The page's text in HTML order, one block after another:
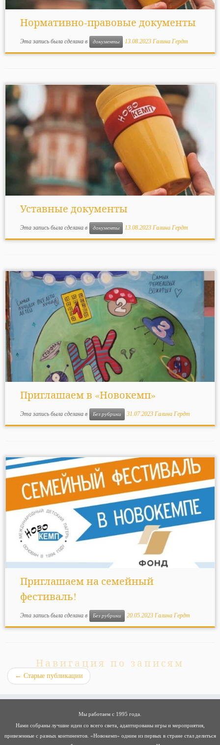
Нормативно-правовые документы
Эта запись была сделана в документы 13.08.2023 Галина Гердт
Уставные документы
Эта запись была сделана в документы 13.08.2023 Галина Гердт
Приглашаем в «Новокемп»
Эта запись была сделана в Без рубрики 31.07.2023 Галина Гердт
Приглашаем на семейный
фестиваль!
Эта запись была сделана в Без рубрики 20.05.2023 Галина Гердт
Навигация по записям
← Старые публикации
Мы работаем с 1995 года.
Нами собраны лучшие идеи со всего света, адаптированы игры и мероприятия,
привезенные с разных континентов. «Новокемп» одним из первых в стране стал делиться